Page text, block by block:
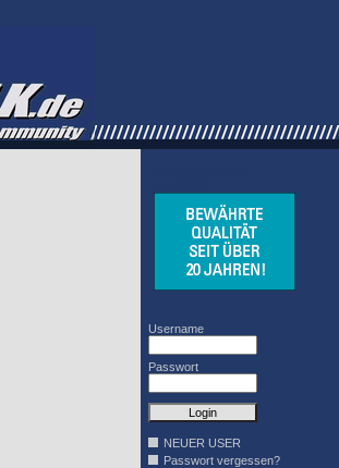
Username
Passwort
NEUER USER
Passwort vergessen?